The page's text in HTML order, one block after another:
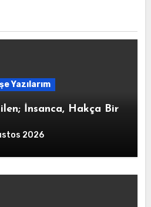
Yazılarım
İnsanca, Hakça Bir
2026